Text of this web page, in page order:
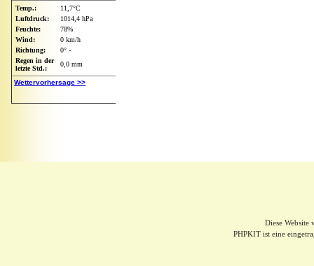
Diese Website
PHPKIT ist eine